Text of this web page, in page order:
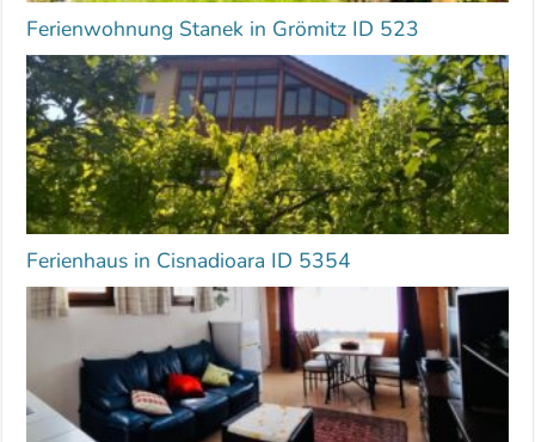
Ferienwohnung Stanek in Grömitz ID 523
Ferienhaus in Cisnadioara ID 5354